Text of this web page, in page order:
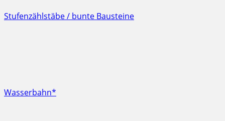
Stufenzählstäbe / bunte Bausteine
Wasserbahn*